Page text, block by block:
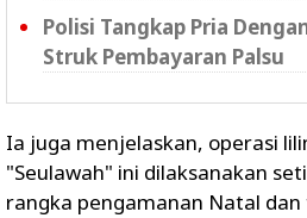
Polisi Tangkap Pria
Struk Pembayaran Palsu
Ia juga menjelaskan, operasi
"Seulawah" ini dilaksanakan
rangka pengamanan Natal